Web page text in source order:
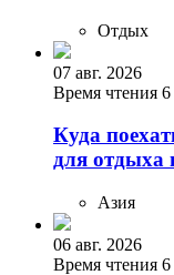
Отдых
07 авг. 2026
Время чтения
Куда
для отдыха
Азия
06 авг. 2026
Время чтения